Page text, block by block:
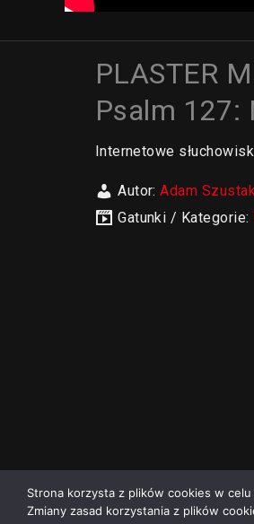
PLASTER
Psalm 127:
Internetowe
Autor:Adam
Gatunki / Kategorie:
Strona korzysta z plików cookies w
Zmiany zasad korzystania z plików